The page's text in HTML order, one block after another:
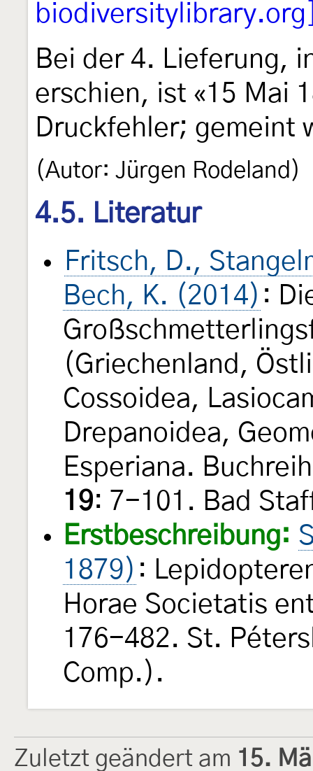
Bei der 4. Lieferung,
erschien, ist «15 Mai
Druckfehler; gemeint
(Autor: Jürgen Rodeland)
4.5. Literatur
Fritsch, D.,
Bech, K. (2014) :
(Griechenland,
Cossoidea,
Drepanoidea,
Esperiana.
19: 7-101. Bad
Erstbeschreibung:
1879) :
Horae Societatis
176-482. St.
Comp.).
Zuletzt geändert am 15.